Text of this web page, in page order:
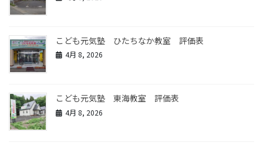
こども元気塾 ひたちなか教室 評価表
4月 8, 2026
こども元気塾 東海教室 評価表
4月 8, 2026